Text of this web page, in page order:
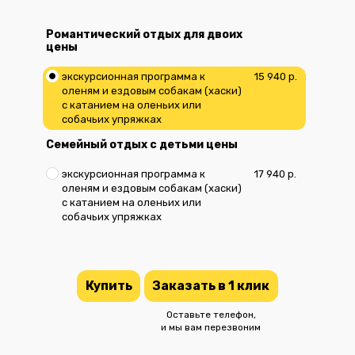
Романтический отдых для двоих
цены
экскурсионная программа к
оленям и ездовым собакам (хаски)
с катанием на оленьих или
собачьих упряжках
15 940 р.
Семейный отдых c детьми цены
экскурсионная программа к
оленям и ездовым собакам (хаски)
с катанием на оленьих или
собачьих упряжках
17 940 р.
Купить Заказать в 1 клик
Оставьте телефон,
и мы вам перезвоним